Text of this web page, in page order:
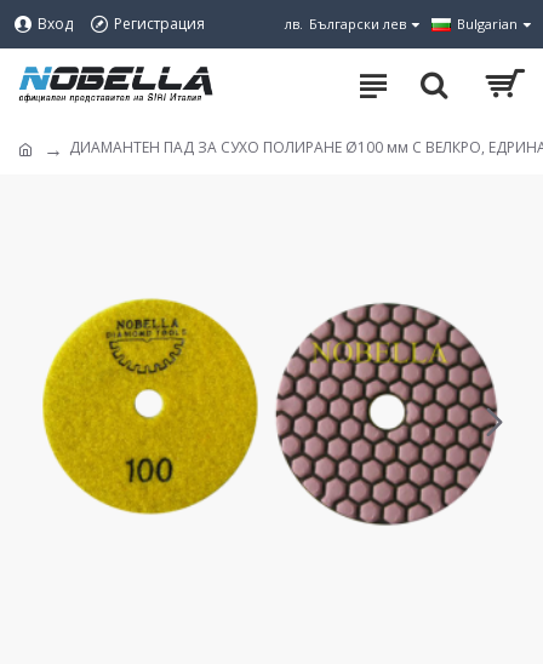
Вход Регистрация лв. Български лев Bulgarian
ДИАМАНТЕН ПАД ЗА СУХО ПОЛИРАНЕ Ø100 мм С ВЕЛКРО,